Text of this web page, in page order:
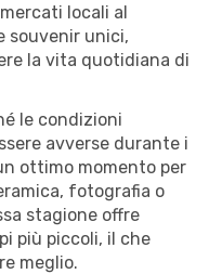
locali al
souvenir unici,
la vita quotidiana di
le condizioni
avverse durante i
ottimo momento per
fotografia o
stagione offre
più piccoli, il che
meglio.